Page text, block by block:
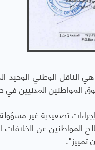
هي الناقل الوطني
المواطنين المدنيين
تصعيدية غير
عن الخلافات
تمييز".